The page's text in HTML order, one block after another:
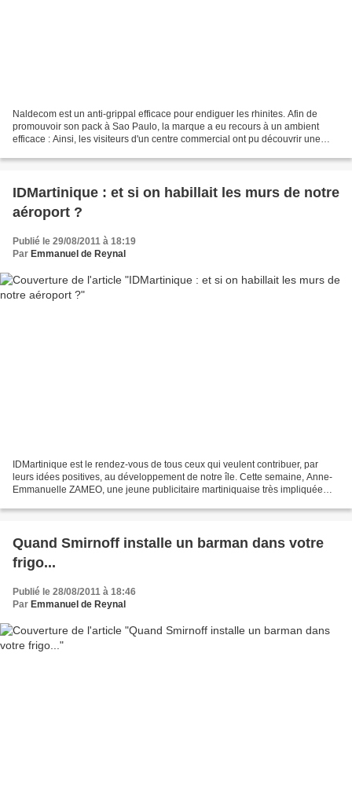
Naldecom est un anti-grippal efficace pour endiguer les rhinites. Afin de
promouvoir son pack à Sao Paulo, la marque a eu recours à un ambient
efficace : Ainsi, les visiteurs d'un centre commercial ont pu découvrir une
IDMartinique : et si on habillait les murs de notre
aéroport ?
Publié le 29/08/2011 à 18:19
Par Emmanuel de Reynal
IDMartinique est le rendez-vous de tous ceux qui veulent contribuer, par
leurs idées positives, au développement de notre île. Cette semaine, Anne-
Emmanuelle ZAMEO, une jeune publicitaire martiniquaise très impliquée
Quand Smirnoff installe un barman dans votre
frigo...
Publié le 28/08/2011 à 18:46
Par Emmanuel de Reynal